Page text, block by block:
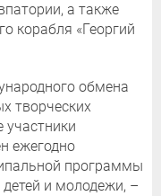
а также
корабля «Георгий
обмена
творческих
участники
ежегодно
программы
и молодежи, –